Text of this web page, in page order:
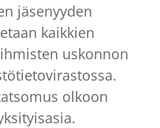
jäsenyyden
kaikkien
uskonnon
olkoon